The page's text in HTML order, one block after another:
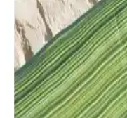
Caretta Home ve
Karşılaştırması
İyi Seçenekler
Caretta Home ve Konfor
amaçlı plaj halılarıdır.
pratiktir, farklı